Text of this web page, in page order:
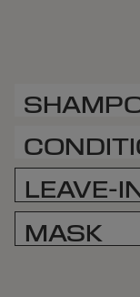
LEAVE-
MASK